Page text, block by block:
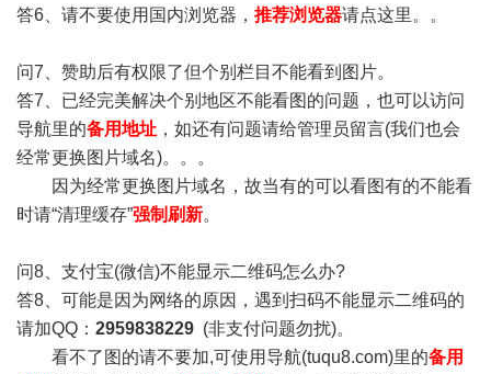
答6、请不要使用国内浏览器， 推荐浏览器请点这里。。
问7、赞助后有权限了但个别栏目不能看到图片。
答7、已经完美解决个别地区不能看图的问题，也可以访问
导航里的备用地址 ，如还有问题请给管理员留言(我们也会
经常更换图片域名)。。。
因为经常更换图片域名，故当有的可以看图有的不能看
时请“清理缓存”强制刷新。
问8、支付宝(微信)不能显示二维码怎么办?
答8、可能是因为网络的原因，遇到扫码不能显示二维码的
请加QQ： 2959838229 (非支付问题勿扰)。
看不了图的请不要加,可使用导航(tuqu8.com)里的备用